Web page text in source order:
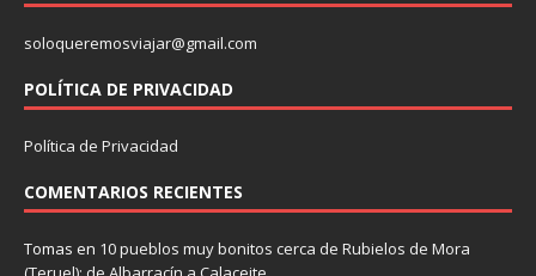
soloqueremosviajar@gmail.com
POLÍTICA DE PRIVACIDAD
Política de Privacidad
COMENTARIOS RECIENTES
Tomas en 10 pueblos muy bonitos cerca de Rubielos de Mora